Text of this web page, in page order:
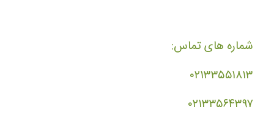
شماره های تماس:
۰۲۱۳۳۵۵۱۸۱۳
۰۲۱۳۳۵۶۴۳۹۷